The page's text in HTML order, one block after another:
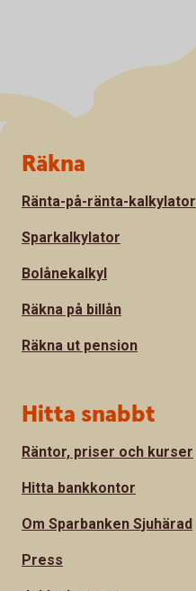
Sidfot
Räkna
Ränta-på-ränta-kalkylator
Sparkalkylator
Bolånekalkyl
Räkna på billån
Räkna ut pension
Hitta snabbt
Räntor, priser och kurser
Hitta bankkontor
Om Sparbanken Sjuhärad
Press